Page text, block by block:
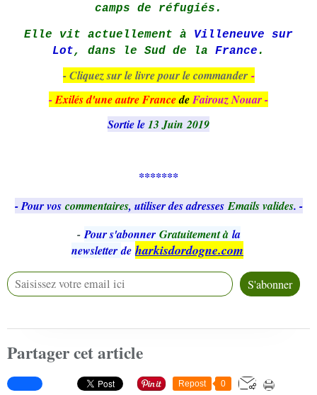
camps de réfugiés.
Elle vit actuellement à Villeneuve sur
Lot, dans le Sud de la France .
- Cliquez sur le livre pour le commander -
-Exilés d'une autre FrancedeFairouz Nouar -
Sortie le13 Juin 2019
*******
- Pour vos commentaires, utiliser des adresses Emails valides. -
- Pour s'abonner Gratuitement à la
newsletter de harkisdordogne.com
Partager cet article
Repost 0